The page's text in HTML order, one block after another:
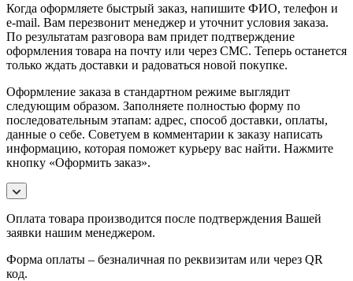
Когда оформляете быстрый заказ, напишите ФИО, телефон и
e-mail. Вам перезвонит менеджер и уточнит условия заказа.
По результатам разговора вам придет подтверждение
оформления товара на почту или через СМС. Теперь останется
только ждать доставки и радоваться новой покупке.
Оформление заказа в стандартном режиме выглядит
следующим образом. Заполняете полностью форму по
последовательным этапам: адрес, способ доставки, оплаты,
данные о себе. Советуем в комментарии к заказу написать
информацию, которая поможет курьеру вас найти. Нажмите
кнопку «Оформить заказ».
Оплата товара производится после подтверждения Вашей
заявки нашим менеджером.
Форма оплаты – безналичная по реквизитам или через QR
код.